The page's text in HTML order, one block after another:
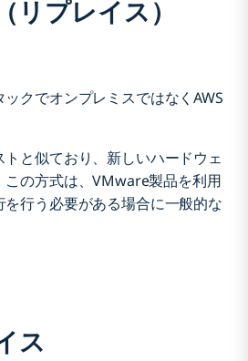
リプレイス）
クでオンプレミスではなくAWS
と似ており、新しいハードウェ
この方式は、VMware製品を利用
を行う必要がある場合に一般的な
ス